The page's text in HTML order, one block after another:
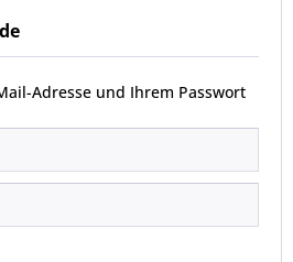
Adresse und Ihrem Passwort